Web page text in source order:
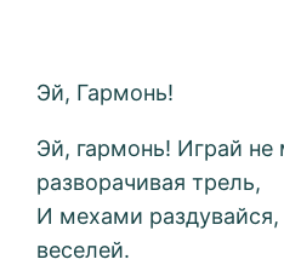
Эй, Гармонь!
Эй, гармонь! Играй не
разворачивая трель,
И мехами
веселей.